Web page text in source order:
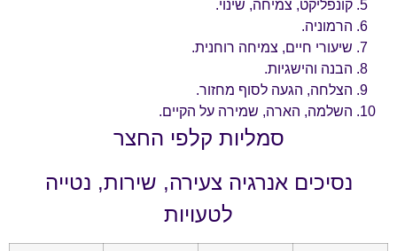
קונפליקט, צמיחה, שינוי.
הרמוניה.
שיעורי חיים, צמיחה רוחנית.
הבנה והישגיות.
הצלחה, הגעה לסוף מחזור.
השלמה, הארה, שמירה על הקיים.
סמליות קלפי החצר
נסיכים אנרגיה צעירה, שירות, נטייה
לטעויות